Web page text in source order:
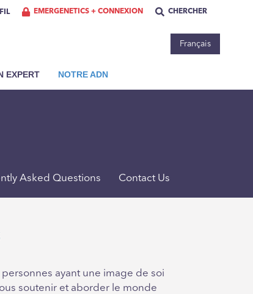
EMERGENETICS + CONNEXION CHERCHER
Français
EXPERT NOTRE ADN
Asked Questions Contact Us
ayant une image de soi
soutenir et aborder le monde